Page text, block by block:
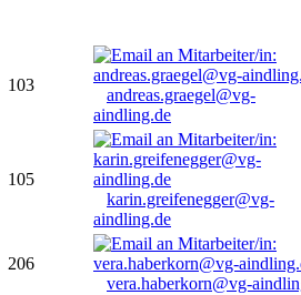
103
andreas.graegel@vg-
aindling.de
105
karin.greifenegger@vg-
aindling.de
206
vera.haberkorn@vg-